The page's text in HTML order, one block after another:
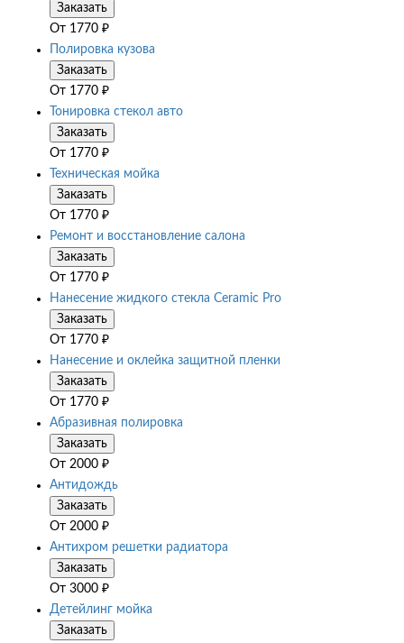
Заказать
От 1770 ₽
Полировка кузова
Заказать
От 1770 ₽
Тонировка стекол авто
Заказать
От 1770 ₽
Техническая мойка
Заказать
От 1770 ₽
Ремонт и восстановление салона
Заказать
От 1770 ₽
Нанесение жидкого стекла Ceramic Pro
Заказать
От 1770 ₽
Нанесение и оклейка защитной пленки
Заказать
От 1770 ₽
Абразивная полировка
Заказать
От 2000 ₽
Антидождь
Заказать
От 2000 ₽
Антихром решетки радиатора
Заказать
От 3000 ₽
Детейлинг мойка
Заказать